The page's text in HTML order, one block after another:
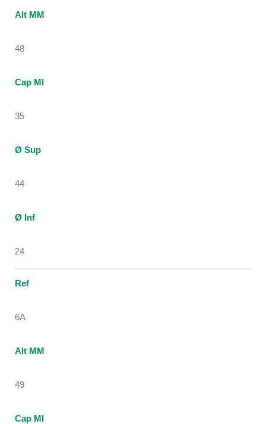
Alt MM
48
Cap Ml
35
Ø Sup
44
Ø Inf
24
Ref
6A
Alt MM
49
Cap Ml